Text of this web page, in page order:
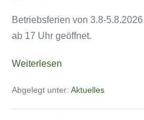
Betriebsferien von 3.8-
ab 17 Uhr geöffnet.
Weiterlesen
3.8-
4.8.2026
Abgelegt unter: Aktuelles